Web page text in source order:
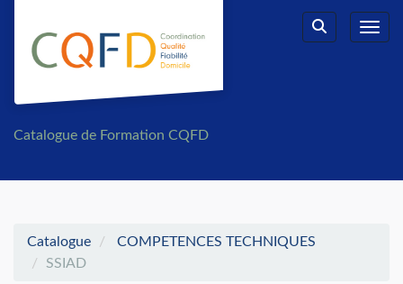
Rechercher
Catalogue de Formation CQFD
Catalogue
COMPETENCES TECHNIQUES
SSIAD